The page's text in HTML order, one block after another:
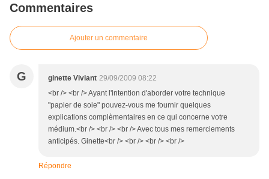
Commentaires
Ajouter un commentaire
G ginette Viviant 29/09/2009 08:22
<br /> <br /> Ayant l'intention d'aborder votre technique
"papier de soie" pouvez-vous me fournir quelques
explications complèmentaires en ce qui concerne votre
médium.<br /> <br /> <br /> Avec tous mes remerciements
anticipés. Ginette<br /> <br /> <br /> <br />
Répondre